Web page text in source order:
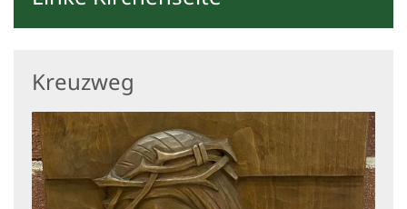
Kreuzweg